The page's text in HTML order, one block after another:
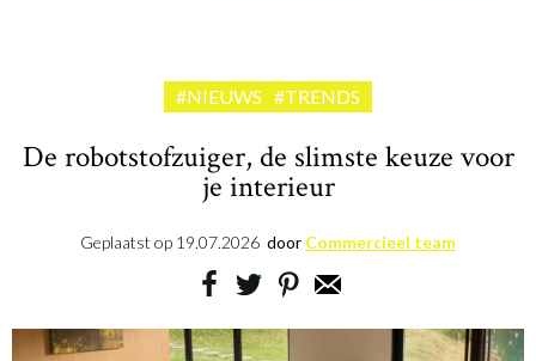
#NIEUWS #TRENDS
De robotstofzuiger, de slimste keuze voor
je interieur
Geplaatst op 19.07.2026 door Commercieel team